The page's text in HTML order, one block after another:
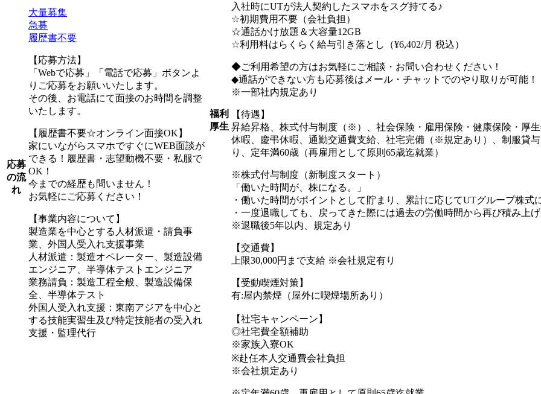
応募
の流
れ
大量募集
急募
履歴書不要
【応募方法】
「Webで応募」「電話で応募」ボタンよ
りご応募をお願いいたします。
その後、お電話にて面接のお時間を調整
いたします。
【履歴書不要☆オンライン面接OK】
家にいながらスマホですぐにWEB面談が
できる！履歴書・志望動機不要・私服で
OK！
今までの経歴も問いません！
お気軽にご応募ください！
【事業内容について】
製造業を中心とする人材派遣・請負事
業、外国人受入れ支援事業
人材派遣：製造オペレーター、製造設備
エンジニア、半導体テストエンジニア
業務請負：製造工程全般、製造設備保
全、半導体テスト
外国人受入れ支援：東南アジアを中心と
する技能実習生及び特定技能者の受入れ
支援・監理代行
福利
厚生
入社時にUTが法人契約したスマホをスグ持てる♪
☆初期費用不要（会社負担）
☆通話かけ放題＆大容量12GB
☆利用料はらくらく給与引き落とし（¥6,402/月 税込）
◆ご利用希望の方はお気軽にご相談・お問い合わせください！
◆通話ができない方も応募後はメール・チャットでのやり取りが可能！
※一部社内規定あり
【待遇】
昇給昇格、株式付与制度（※）、社会保険・雇用保険・健康保険・厚
休暇、慶弔休暇、通勤交通費支給、社宅完備（※規定あり）、制服貸
り、定年満60歳（再雇用として原則65歳迄就業）
※株式付与制度（新制度スタート）
「働いた時間が、株になる。」
・働いた時間がポイントとして貯まり、累計に応じてUTグループ株式
・一度退職しても、戻ってきた際には過去の労働時間から再び積み上
※退職後5年以内、規定あり
【交通費】
上限30,000円まで支給 ※会社規定有り
【受動喫煙対策】
有:屋内禁煙（屋外に喫煙場所あり）
【社宅キャンペーン】
◎社宅費全額補助
※家族入寮OK
※赴任本人交通費会社負担
※会社規定あり